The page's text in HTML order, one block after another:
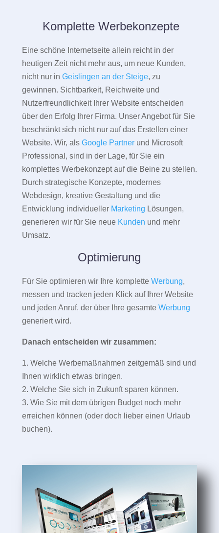
Komplette Werbekonzepte
Eine schöne Internetseite allein reicht in der
heutigen Zeit nicht mehr aus, um neue Kunden,
nicht nur in Geislingen an der Steige, zu
gewinnen. Sichtbarkeit, Reichweite und
Nutzerfreundlichkeit Ihrer Website entscheiden
über den Erfolg Ihrer Firma. Unser Angebot für Sie
beschränkt sich nicht nur auf das Erstellen einer
Website. Wir, als Google Partnerund Microsoft
Professional, sind in der Lage, für Sie ein
komplettes Werbekonzept auf die Beine zu stellen.
Durch strategische Konzepte, modernes
Webdesign, kreative Gestaltung und die
Entwicklung individueller Marketing Lösungen,
generieren wir für Sie neue Kunden und mehr
Umsatz.
Optimierung
Für Sie optimieren wir Ihre komplette Werbung,
messen und tracken jeden Klick auf Ihrer Website
und jeden Anruf, der über Ihre gesamte Werbung
generiert wird.
Danach entscheiden wir zusammen:
1. Welche Werbemaßnahmen zeitgemäß sind und
Ihnen wirklich etwas bringen.
2. Welche Sie sich in Zukunft sparen können.
3. Wie Sie mit dem übrigen Budget noch mehr
erreichen können (oder doch lieber einen Urlaub
buchen).